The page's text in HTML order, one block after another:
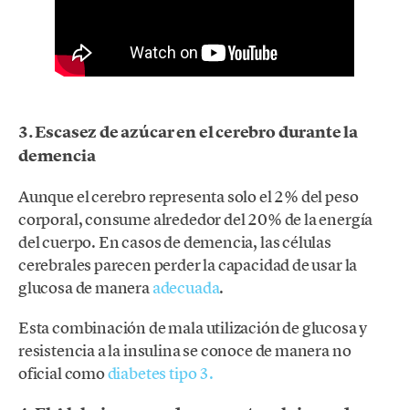
3. Escasez de azúcar en el cerebro durante la
demencia
Aunque el cerebro representa solo el 2% del peso
corporal, consume alrededor del 20% de la energía
del cuerpo. En casos de demencia, las células
cerebrales parecen perder la capacidad de usar la
glucosa de maneraadecuada.
Esta combinación de mala utilización de glucosa y
resistencia a la insulina se conoce de manera no
oficial comodiabetes tipo 3.